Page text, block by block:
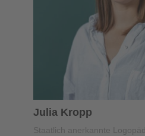
Julia Kropp
Staatlich anerkannte